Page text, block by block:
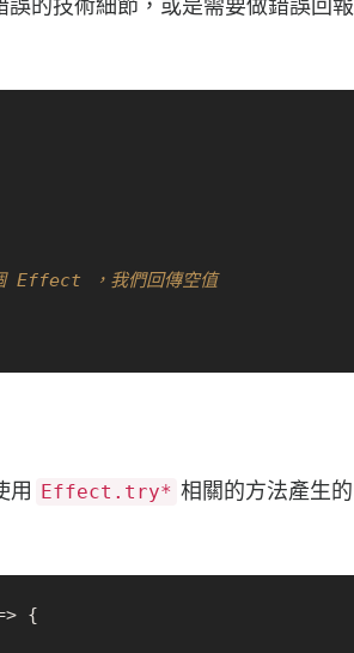
Effect ，我們回傳空值
用 Effect.try* 相關的方法產生的
{